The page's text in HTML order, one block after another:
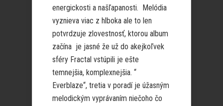
energickosti a našľapanosti. Melódia
vyznieva viac z hlboka ale to len
potvrdzuje zlovestnosť, ktorou album
začína je jasné že už do akejkoľvek
sféry Fractal vstúpili je ešte
temnejšia, komplexnejšia. “
Everblaze“, tretia v poradí je úžasným
melodickým vyprávaním niečoho čo